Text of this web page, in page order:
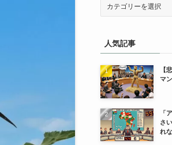
人気記事
【
マ
「
さ
れ